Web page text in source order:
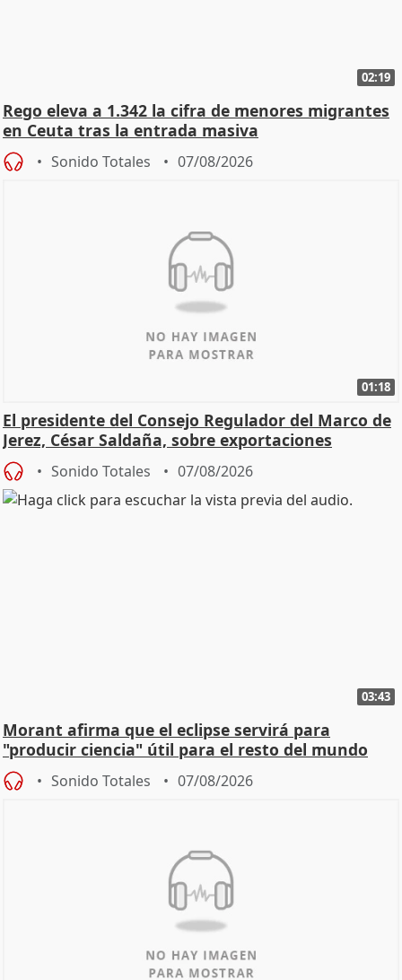
02:19
Rego eleva a 1.342 la cifra de menores migrantes
en Ceuta tras la entrada masiva
Sonido Totales 07/08/2026
01:18
El presidente del Consejo Regulador del Marco de
Jerez, César Saldaña, sobre exportaciones
Sonido Totales 07/08/2026
03:43
Morant afirma que el eclipse servirá para
"producir ciencia" útil para el resto del mundo
Sonido Totales 07/08/2026